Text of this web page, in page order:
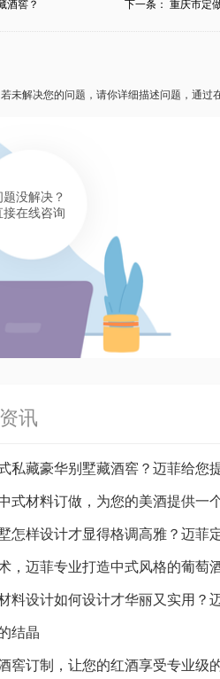
择于现代酒庄恒温
恒温恒湿藏酒窖时
做设计到施工的整
分享
酒窖？ 下一条： 重庆市定
若未解决您的问题，请你详细描述问题，通过
题没解决？
接在线咨询
讯
私藏豪华别墅藏酒窖？迈菲给您
式材料订做，为您的美酒提供一
，迈菲专业打造中式风格的葡萄
料设计如何设计才华丽又实用？
结晶
窖订制，让您的红酒享受专业级